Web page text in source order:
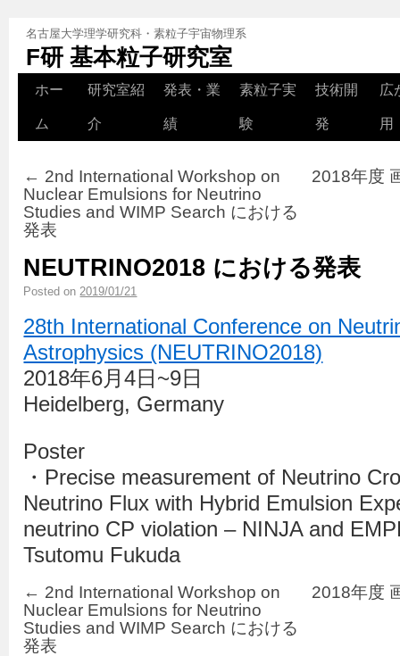
名古屋大学理学研究科・素粒子宇宙物理系
F研 基本粒子研究室
ホー
ム
研究室紹
介
発表・業
績
素粒子実
験
技術開
発
広
用
← 2nd International Workshop on
Nuclear Emulsions for Neutrino
Studies and WIMP Search における
発表
2018年度
NEUTRINO2018 における発表
Posted on 2019/01/21
28th International Conference on
Astrophysics (NEUTRINO2018)
2018年6月4日~9日
Heidelberg, Germany
Poster
・Precise measurement of Neutrino
Neutrino Flux with Hybrid Emulsion
neutrino CP violation – NINJA and
Tsutomu Fukuda
← 2nd International Workshop on
Nuclear Emulsions for Neutrino
Studies and WIMP Search における
発表
2018年度